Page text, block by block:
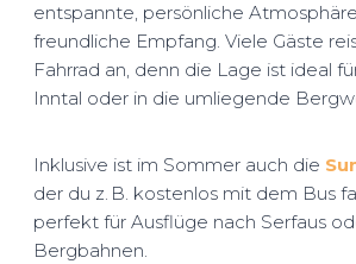
entspannte, persönliche
freundliche Empfang. Viele Gäste
Fahrrad an, denn die Lage ist ideal
Inntal oder in die umliegende
Inklusive ist im Sommer auch die
der du z. B. kostenlos mit dem Bus
perfekt für Ausflüge nach Serfaus
Bergbahnen.